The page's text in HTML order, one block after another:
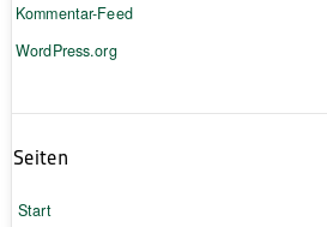
Kommentar-Feed
WordPress.org
Seiten
Start